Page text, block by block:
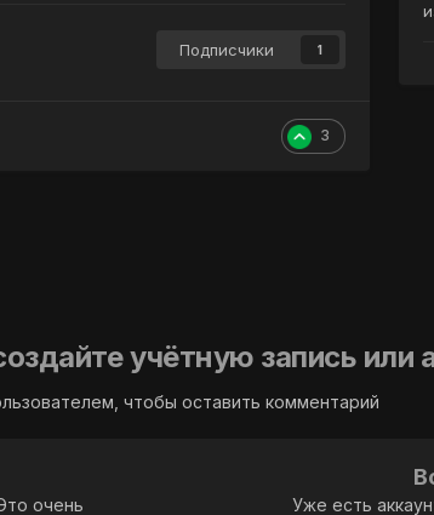
Подписчики 1
3
учётную запись или
чтобы оставить комментарий
очень Уже есть